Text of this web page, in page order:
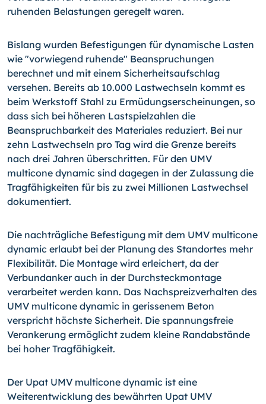
ruhenden Belastungen geregelt waren.
Bislang wurden Befestigungen für dynamische Lasten
wie "vorwiegend ruhende" Beanspruchungen
berechnet und mit einem Sicherheitsaufschlag
versehen. Bereits ab 10.000 Lastwechseln kommt es
beim Werkstoff Stahl zu Ermüdungserscheinungen, so
dass sich bei höheren Lastspielzahlen die
Beanspruchbarkeit des Materiales reduziert. Bei nur
zehn Lastwechseln pro Tag wird die Grenze bereits
nach drei Jahren überschritten. Für den UMV
multicone dynamic sind dagegen in der Zulassung die
Tragfähigkeiten für bis zu zwei Millionen Lastwechsel
dokumentiert.
Die nachträgliche Befestigung mit dem UMV multicone
dynamic erlaubt bei der Planung des Standortes mehr
Flexibilität. Die Montage wird erleichert, da der
Verbundanker auch in der Durchsteckmontage
verarbeitet werden kann. Das Nachspreizverhalten des
UMV multicone dynamic in gerissenem Beton
verspricht höchste Sicherheit. Die spannungsfreie
Verankerung ermöglicht zudem kleine Randabstände
bei hoher Tragfähigkeit.
Der Upat UMV multicone dynamic ist eine
Weiterentwicklung des bewährten Upat UMV